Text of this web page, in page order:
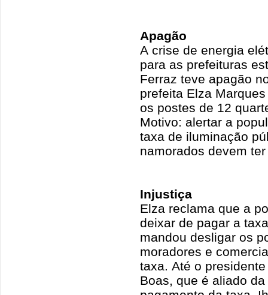
Apagão
A crise de energia
para as prefeituras
Ferraz teve apagão
prefeita Elza
os postes de 12
Motivo: alertar a
taxa de iluminação
namorados devem
Injustiça
Elza reclama que a
deixar de pagar a
mandou desligar os
moradores e
taxa. Até o
Boas, que é aliado